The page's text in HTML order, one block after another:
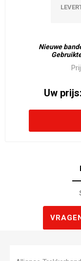
Nieuwe
Uw prijs: